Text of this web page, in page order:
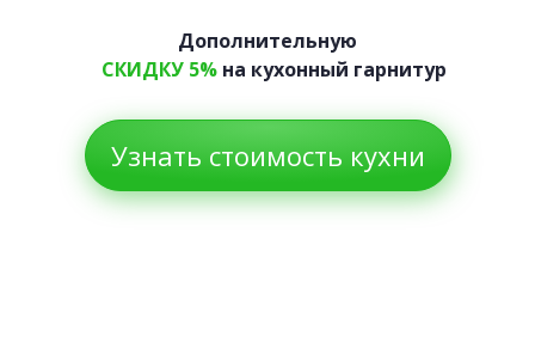
Дополнительную
СКИДКУ 5%на кухонный гарнитур
Узнать стоимость кухни